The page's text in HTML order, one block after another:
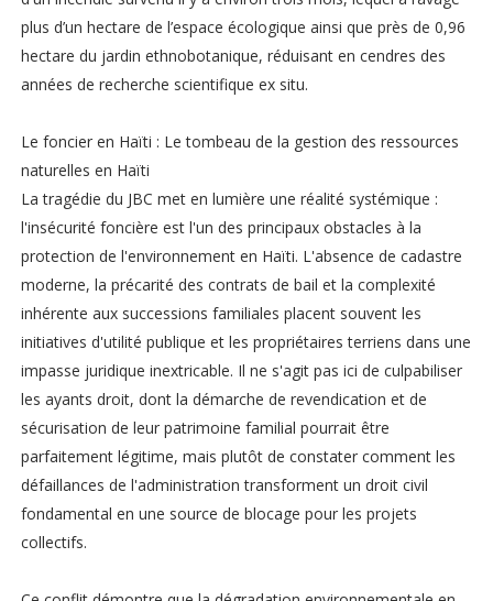
plus d’un hectare de l’espace écologique ainsi que près de 0,96
hectare du jardin ethnobotanique, réduisant en cendres des
années de recherche scientifique ex situ.
Le foncier en Haïti : Le tombeau de la gestion des ressources
naturelles en Haïti
La tragédie du JBC met en lumière une réalité systémique :
l'insécurité foncière est l'un des principaux obstacles à la
protection de l'environnement en Haïti. L'absence de cadastre
moderne, la précarité des contrats de bail et la complexité
inhérente aux successions familiales placent souvent les
initiatives d'utilité publique et les propriétaires terriens dans une
impasse juridique inextricable. Il ne s'agit pas ici de culpabiliser
les ayants droit, dont la démarche de revendication et de
sécurisation de leur patrimoine familial pourrait être
parfaitement légitime, mais plutôt de constater comment les
défaillances de l'administration transforment un droit civil
fondamental en une source de blocage pour les projets
collectifs.